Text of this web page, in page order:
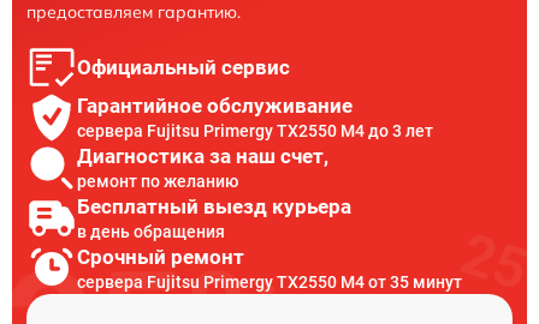
предоставляем гарантию.
Официальный сервис
Гарантийное обслуживание
сервера Fujitsu Primergy TX2550 M4 до 3 лет
Диагностика за наш счет,
ремонт по желанию
Бесплатный выезд курьера
в день обращения
Срочный ремонт
сервера Fujitsu Primergy TX2550 M4 от 35 минут